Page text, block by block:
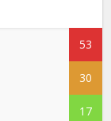
53
30
17